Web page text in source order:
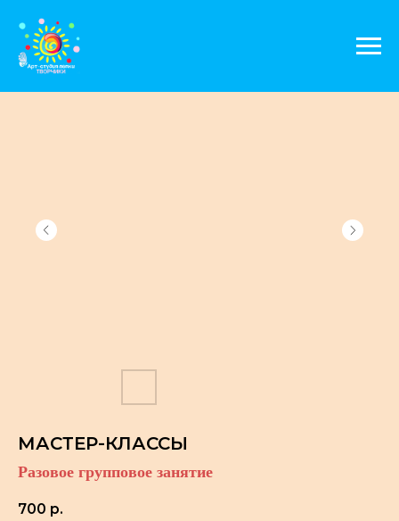
МАСТЕР-КЛАССЫ
Разовое групповое занятие
700 р.